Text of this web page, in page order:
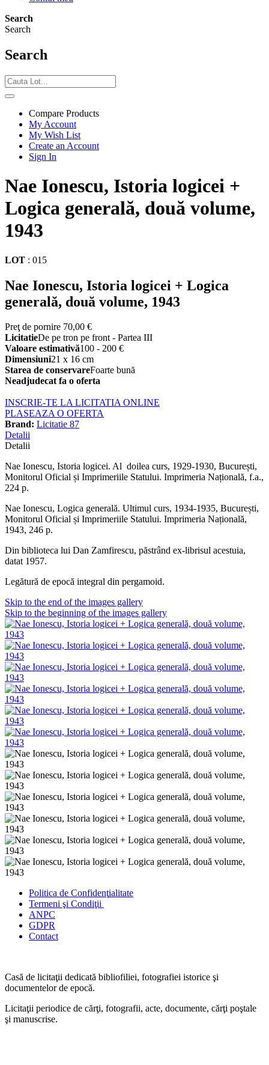
Search
Search
Search
Compare Products
My Account
My Wish List
Create an Account
Sign In
Nae Ionescu, Istoria logicei +
Logica generală, două volume,
1943
LOT : 015
Nae Ionescu, Istoria logicei + Logica
generală, două volume, 1943
Preţ de pornire 70,00 €
LicitatieDe pe tron pe front - Partea III
Valoare estimativă100 - 200 €
Dimensiuni21 x 16 cm
Starea de conservareFoarte bună
Neadjudecat fa o oferta
INSCRIE-TE LA LICITATIA ONLINE
PLASEAZA O OFERTA
Brand: Licitatie 87
Detalii
Detalii
Nae Ionescu, Istoria logicei. Al doilea curs, 1929-1930, București,
Monitorul Oficial și Imprimeriile Statului. Imprimeria Națională, f.a.,
224 p.
Nae Ionescu, Logica generală. Ultimul curs, 1934-1935, București,
Monitorul Oficial și Imprimeriile Statului. Imprimeria Națională,
1943, 246 p.
Din biblioteca lui Dan Zamfirescu, păstrând ex-librisul acestuia,
datat 1957.
Legătură de epocă integral din pergamoid.
Skip to the end of the images gallery
Skip to the beginning of the images gallery
Politica de Confidenţialitate
Termeni şi Condiţii
ANPC
GDPR
Contact
Casă de licitaţii dedicată bibliofiliei, fotografiei istorice şi
documentelor de epocă.
Licitaţii periodice de cărţi, fotografii, acte, documente, cărţi poştale
şi manuscrise.